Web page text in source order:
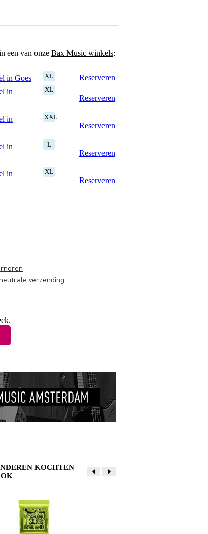
een van onze Bax Music winkels:
in Goes XL
Reserveren
in
XL
Reserveren
in
XXL
Reserveren
in
L
Reserveren
in
XL
Reserveren
verzending
Schrijf zelf een review
Je naam
KOCHTEN